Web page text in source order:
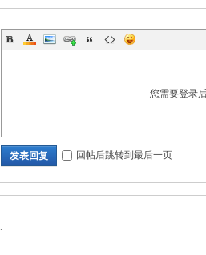
您需要登录
发表回复 回帖后跳转到最后一页